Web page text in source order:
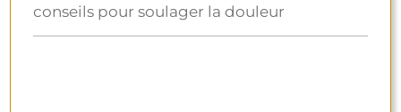
conseils pour soulager la douleur